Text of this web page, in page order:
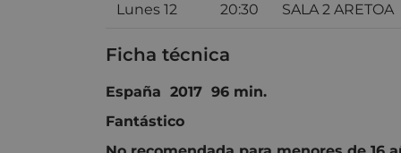
Lunes 12 20:30 SALA 2 ARETOA
Ficha técnica
España 2017 96 min.
Fantástico